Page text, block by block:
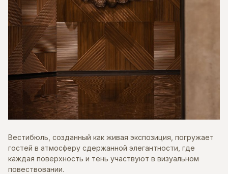
Вестибюль, созданный как живая экспозиция, погружает
гостей в атмосферу сдержанной элегантности, где
каждая поверхность и тень участвуют в визуальном
повествовании.